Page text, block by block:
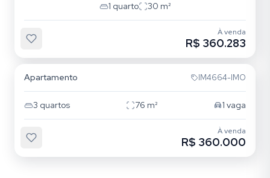
1 quarto 30 m²
À venda
R$ 360.283
Apartamento IM4664-IMO
3 quartos 76 m² 1 vaga
À venda
R$ 360.000